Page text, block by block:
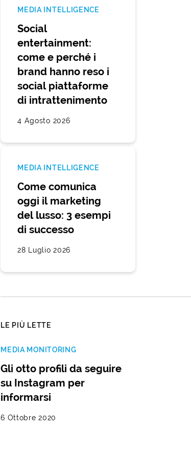
MEDIA INTELLIGENCE
Social
entertainment:
come e perché i
brand hanno reso i
social piattaforme
di intrattenimento
4 Agosto 2026
MEDIA INTELLIGENCE
Come comunica
oggi il marketing
del lusso: 3 esempi
di successo
28 Luglio 2026
LE PIÙ LETTE
MEDIA MONITORING
Gli otto profili da seguire
su Instagram per
informarsi
6 Ottobre 2020